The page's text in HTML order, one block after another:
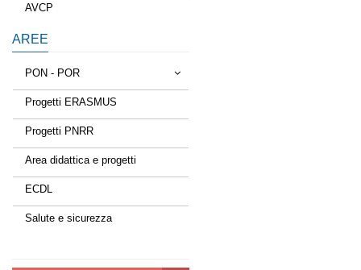
AVCP
AREE
PON - POR
Tessere la rete
Estate a scuola
Scuola d'estate
Progetti ERASMUS
Progetti PNRR
Area didattica e progetti
ECDL
Salute e sicurezza